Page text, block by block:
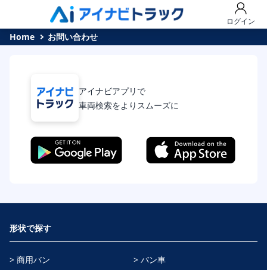
ログイン
Home お問い合わせ
アイナビアプリで
車両検索をよりスムーズに
形状で探す
> 商用バン
> バン車